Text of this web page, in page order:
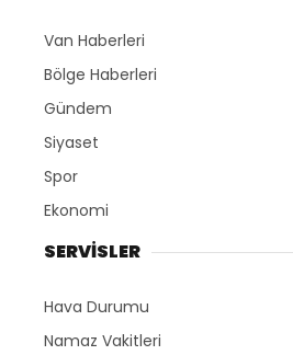
Van Haberleri
Bölge Haberleri
Gündem
Siyaset
Spor
Ekonomi
SERVİSLER
Hava Durumu
Namaz Vakitleri